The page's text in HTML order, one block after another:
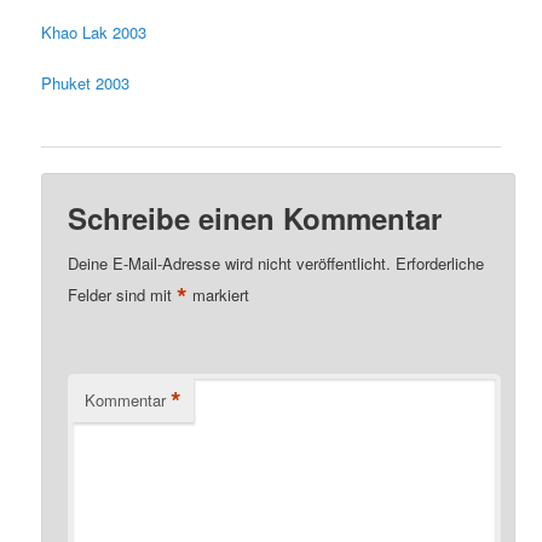
Khao Lak 2003
Phuket 2003
Schreibe einen Kommentar
Deine E-Mail-Adresse wird nicht veröffentlicht. Erforderliche
Felder sind mit* markiert
Kommentar *